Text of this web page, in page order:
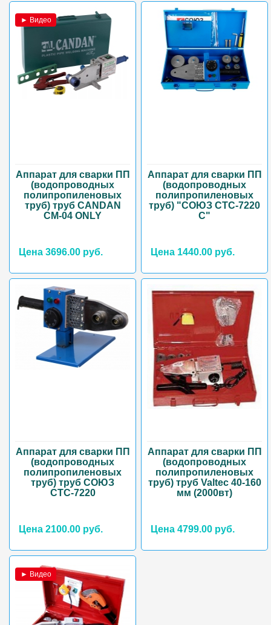
► Видео
Аппарат для сварки ПП
(водопроводных
полипропиленовых
труб) труб CANDAN
CM-04 ONLY
Цена 3696.00 руб.
Аппарат для сварки ПП
(водопроводных
полипропиленовых
труб) "СОЮЗ СТС-7220
С"
Цена 1440.00 руб.
Аппарат для сварки ПП
(водопроводных
полипропиленовых
труб) труб СОЮЗ
СТС-7220
Цена 2100.00 руб.
Аппарат для сварки ПП
(водопроводных
полипропиленовых
труб) труб Valtec 40-160
мм (2000вт)
Цена 4799.00 руб.
► Видео